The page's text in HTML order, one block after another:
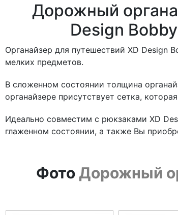
Дорожный
Design
Органайзер для путешествий XD Design
мелких предметов.
В сложенном состоянии толщина
органайзере присутствует сетка,
Идеально совместим с рюкзаками XD
глаженном состоянии, а также Вы
ФотоДорожный